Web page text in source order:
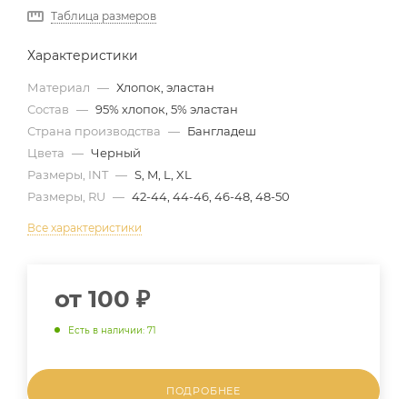
Таблица размеров
Характеристики
Материал — Хлопок, эластан
Состав — 95% хлопок, 5% эластан
Страна производства — Бангладеш
Цвета — Черный
Размеры, INT — S, M, L, XL
Размеры, RU — 42-44, 44-46, 46-48, 48-50
Все характеристики
от 100 ₽
Есть в наличии: 71
ПОДРОБНЕЕ